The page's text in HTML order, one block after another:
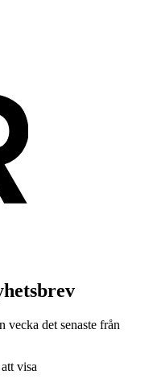
vecka det senaste från
visa